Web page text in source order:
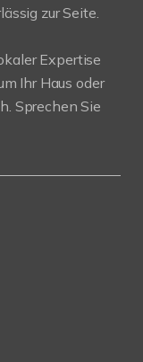
zur Seite.
Expertise
Ihr Haus oder
Sprechen Sie